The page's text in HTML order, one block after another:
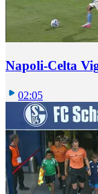
Napoli-Celta
02:05